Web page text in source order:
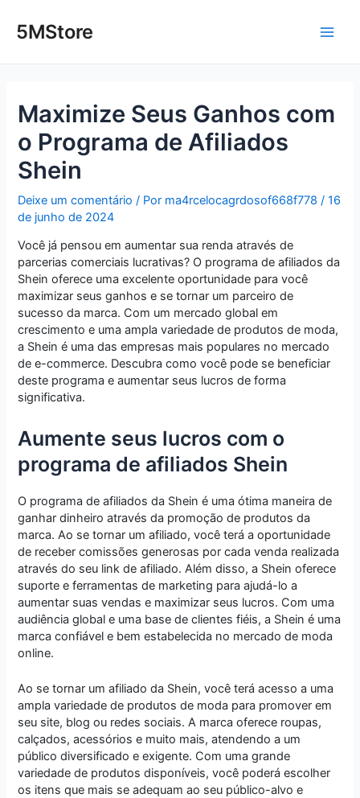
para5MStore
Maximize Seus Ganhos com
o Programa de Afiliados
Shein
Deixe um comentário / Por ma4rcelocagrdosof668f778/16
de junho de 2024
Você já pensou em aumentar sua renda através de
parcerias comerciais lucrativas? O programa de afiliados da
Shein oferece uma excelente oportunidade para você
maximizar seus ganhos e se tornar um parceiro de
sucesso da marca. Com um mercado global em
crescimento e uma ampla variedade de produtos de moda,
a Shein é uma das empresas mais populares no mercado
de e-commerce. Descubra como você pode se beneficiar
deste programa e aumentar seus lucros de forma
significativa.
Aumente seus lucros com o
programa de afiliados Shein
O programa de afiliados da Shein é uma ótima maneira de
ganhar dinheiro através da promoção de produtos da
marca. Ao se tornar um afiliado, você terá a oportunidade
de receber comissões generosas por cada venda realizada
através do seu link de afiliado. Além disso, a Shein oferece
suporte e ferramentas de marketing para ajudá-lo a
aumentar suas vendas e maximizar seus lucros. Com uma
audiência global e uma base de clientes fiéis, a Shein é uma
marca confiável e bem estabelecida no mercado de moda
online.
Ao se tornar um afiliado da Shein, você terá acesso a uma
ampla variedade de produtos de moda para promover em
seu site, blog ou redes sociais. A marca oferece roupas,
calçados, acessórios e muito mais, atendendo a um
público diversificado e exigente. Com uma grande
variedade de produtos disponíveis, você poderá escolher
os itens que mais se adequam ao seu público-alvo e
navigation